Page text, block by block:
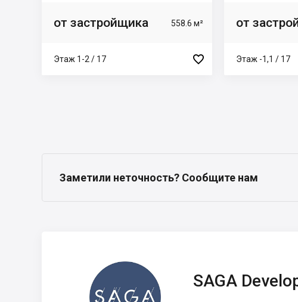
от застройщика 558.6 м²
Этаж 1-2 / 17 
от
Этаж -1,1 / 17
Заметили неточность? Сообщите нам
SAGA
Development
SAGA